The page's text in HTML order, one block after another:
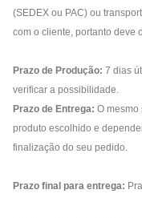
(SEDEX ou PAC) ou
com o cliente, portanto deve
Prazo de Produção: 7 dias
verificar a possibilidade.
Prazo de Entrega: O mesmo
produto escolhido e
finalização do seu pedido.
Prazo final para entrega: